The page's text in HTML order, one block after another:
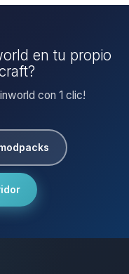
en tu propio
con 1 clic!